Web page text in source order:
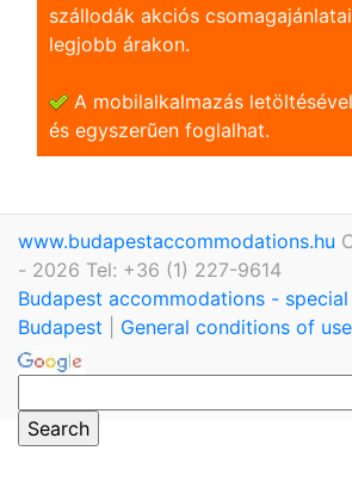
szállodák akciós
legjobb árakon.
A mobilalkalmazás
és egyszerũen foglalhat.
www.budapestaccommodations.hu
- 2026 Tel: +36 (1) 227-9614
Budapest accommodations -
Budapest
General conditions of use